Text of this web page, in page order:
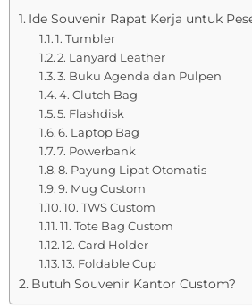
Ide Souvenir Rapat Kerja untuk
1. Tumbler
2. Lanyard Leather
3. Buku Agenda dan Pulpen
4. Clutch Bag
5. Flashdisk
6. Laptop Bag
7. Powerbank
8. Payung Lipat Otomatis
9. Mug Custom
10. TWS Custom
11. Tote Bag Custom
12. Card Holder
13. Foldable Cup
Butuh Souvenir Kantor Custom?